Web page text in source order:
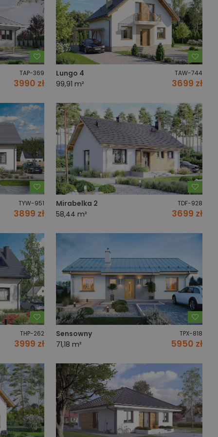
TAP-369
3990 zł
Dodaj do ulubionych
Lungo 4
TAW-744
99,91 m² 3699 zł
TYW-951
3899 zł
Dodaj do ulubionych
Mirabelka 2
TDF-928
58,44 m² 3699 zł
THP-262
3999 zł
Dodaj do ulubionych
Sensowny
TPX-818
71,18 m² 5950 zł